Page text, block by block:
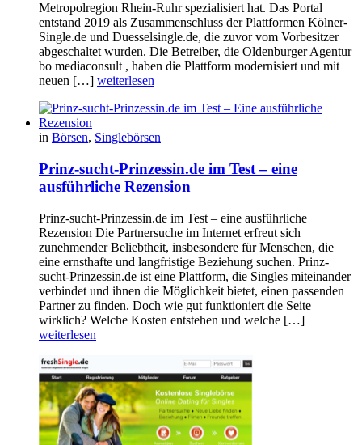
Metropolregion Rhein-Ruhr spezialisiert hat. Das Portal
entstand 2019 als Zusammenschluss der Plattformen Kölner-
Single.de und Duesselsingle.de, die zuvor vom Vorbesitzer
abgeschaltet wurden. Die Betreiber, die Oldenburger Agentur
bo mediaconsult , haben die Plattform modernisiert und mit
neuen […] weiterlesen
in Börsen, Singlebörsen
Prinz-sucht-Prinzessin.de im Test – eine
ausführliche Rezension
Prinz-sucht-Prinzessin.de im Test – eine ausführliche
Rezension Die Partnersuche im Internet erfreut sich
zunehmender Beliebtheit, insbesondere für Menschen, die
eine ernsthafte und langfristige Beziehung suchen. Prinz-
sucht-Prinzessin.de ist eine Plattform, die Singles miteinander
verbindet und ihnen die Möglichkeit bietet, einen passenden
Partner zu finden. Doch wie gut funktioniert die Seite
wirklich? Welche Kosten entstehen und welche […]
weiterlesen